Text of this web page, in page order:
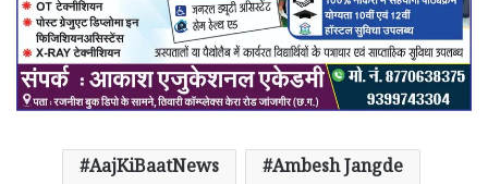
AajKiBaatNews
Ambesh Jangde